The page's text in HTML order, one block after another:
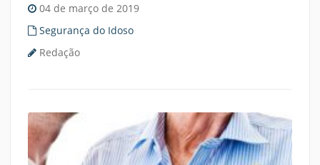
04 de março de 2019
Segurança do Idoso
Redação